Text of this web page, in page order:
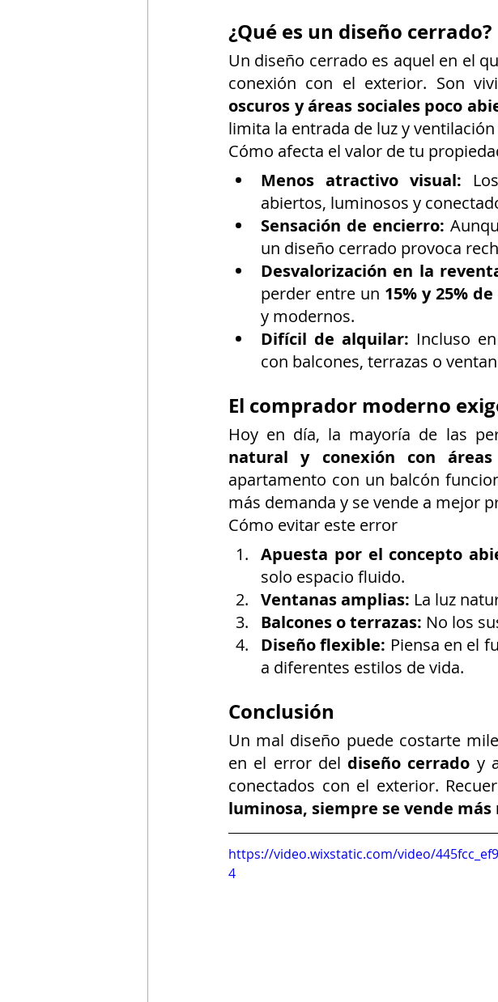
¿Qué es un diseño cerrado?
Un diseño cerrado es aquel en el
conexión con el exterior. Son
oscuros y áreas sociales poco
limita la entrada de luz y
Cómo afecta el valor de tu
Menos atractivo visual:
abiertos, luminosos y
Sensación de encierro:
un diseño cerrado provoca
Desvalorización en la
perder entre un 15% y 25%
y modernos.
Difícil de alquilar: Incluso
con balcones, terrazas o
El comprador moderno
Hoy en día, la mayoría de las
natural y conexión con
apartamento con un balcón
más demanda y se vende a mejor
Cómo evitar este error
Apuesta por el concepto
solo espacio fluido.
Ventanas amplias: La luz
Balcones o terrazas: No los
Diseño flexible: Piensa en el
a diferentes estilos de vida.
Conclusión
Un mal diseño puede costarte
en el error del diseño cerrado y
conectados con el exterior.
luminosa, siempre se vende
https://video.wixstatic.com/video/
4